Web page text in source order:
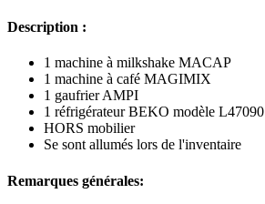
Description :
1 machine à milkshake MACAP
1 machine à café MAGIMIX
1 gaufrier AMPI
1 réfrigérateur BEKO modèle L47090
HORS mobilier
Se sont allumés lors de l'inventaire
Remarques générales: